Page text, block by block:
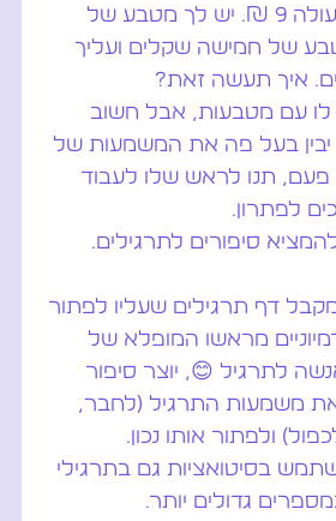
רוצה לקנות והוא עולה 9 ₪. יש לך מטבע של
של חמישה שקלים ועליך
לו עם מטבעות, אבל חשוב
בעל פה את המשמעות של
פעם, תנו לראש שלו לעבוד
לפתרון.
סיפורים לתרגילים.
דף תרגילים שעליו לפתור
מראשו המופלא של
לתרגיל 😊, יוצר סיפור
את משמעות התרגיל (לחבר,
ולפתור אותו נכון.
בסיטואציות גם בתרגילי
גדולים יותר.